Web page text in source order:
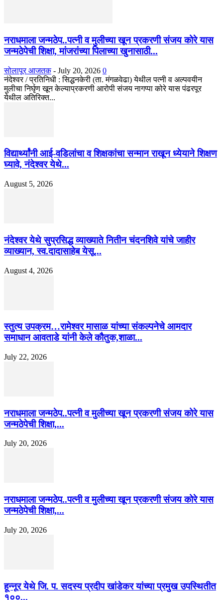
नराधमाला जन्मठेप..पत्नी व मुलीच्या खून प्रकरणी संजय कोरे यास
जन्मठेपेची शिक्षा, मांजरांच्या पिलाच्या खुनासाठी...
सोलापूर आजतक - July 20, 2026 0
नंदेश्वर / प्रतिनिधी : सिद्धनकेरी (ता. मंगळवेढा) येथील पत्नी व अल्पवयीन
मुलीचा निर्घृण खून केल्याप्रकरणी आरोपी संजय नागप्पा कोरे यास पंढरपूर
येथील अतिरिक्त...
विद्यार्थ्यांनी आई-वडिलांचा व शिक्षकांचा सन्मान राखून ध्येयाने शिक्षण
घ्यावे, नंदेश्वर येथे...
August 5, 2026
नंदेश्वर येथे सुप्रसिद्ध व्याख्याते नितीन चंदनशिवे यांचे जाहीर
व्याख्यान, स्व.दादासाहेब येसू...
August 4, 2026
स्तुत्य उपक्रम…रामेश्वर मासाळ यांच्या संकल्पनेचे आमदार
समाधान आवताडे यांनी केले कौतुक,शाळा...
July 22, 2026
नराधमाला जन्मठेप..पत्नी व मुलीच्या खून प्रकरणी संजय कोरे यास
जन्मठेपेची शिक्षा,...
July 20, 2026
नराधमाला जन्मठेप..पत्नी व मुलीच्या खून प्रकरणी संजय कोरे यास
जन्मठेपेची शिक्षा,...
July 20, 2026
हून्नूर येथे जि. प. सदस्य प्रदीप खांडेकर यांच्या प्रमुख उपस्थितीत
१००...